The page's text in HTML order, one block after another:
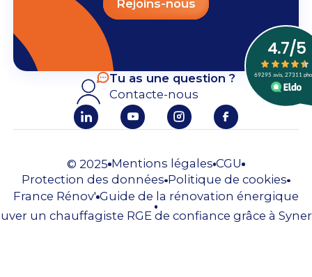
Rejoins-nous
Tu as une question ?
Contacte-nous
© 2025 Mentions légales CGU
Protection des données Politique de cookies
France Rénov' Guide de la rénovation énergique
un chauffagiste RGE de confiance grâce à